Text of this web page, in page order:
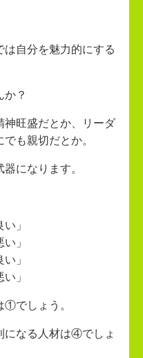
は自分を魅力的にする
か？
神旺盛だとか、リーダ
も親切だとか。
になります。
」
」
」
」
①でしょう。
になる人材は④でしょ